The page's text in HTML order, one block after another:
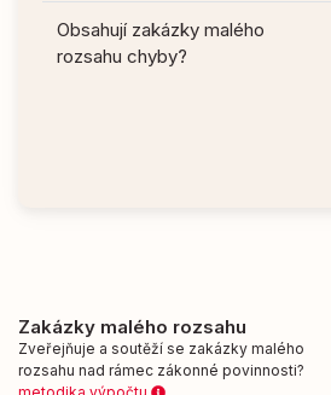
Obsahují zakázky malého
rozsahu chyby?
Zakázky malého rozsahu
Zveřejňuje a soutěží se zakázky malého
rozsahu nad rámec zákonné povinnosti?